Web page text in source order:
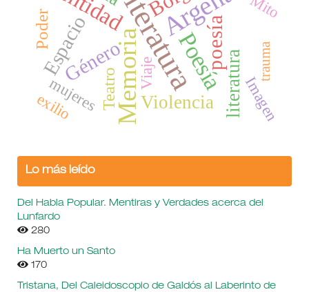
Literatura
Memoria Poesía
poesía
Género
Espacio
Violencia literatura
Poder
Teatro
mujeres
Viaje
Mito
exilio Imagen
trauma
Lo más leído
Del Habla Popular. Mentiras y Verdades acerca del
Lunfardo
280
Ha Muerto un Santo
170
Tristana, Del Caleidoscopio de Galdós al Laberinto de